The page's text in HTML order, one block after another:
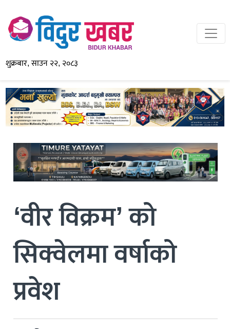
शुक्रबार, साउन २२, २०८३
‘वीर विक्रम’ को
सिक्वेलमा वर्षाको
प्रवेश